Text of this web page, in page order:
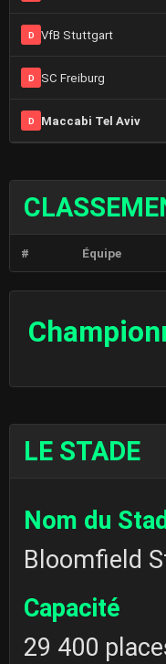
D VfB Stuttgart
D SC Freiburg
D Maccabi Tel Aviv
# Équipe
LE STADE
Nom du
Bloomfield
Capacité
29 400